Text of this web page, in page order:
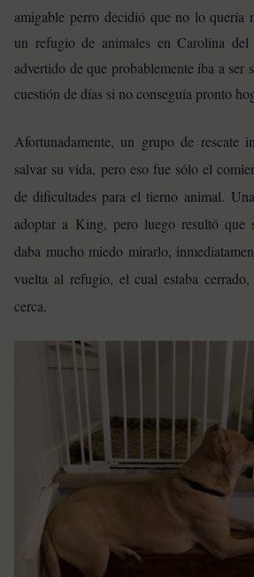
amigable perro decidió que no lo quería
un refugio de animales en Carolina
advertido de que probablemente iba a ser
cuestión de días si no conseguía pronto
Afortunadamente, un grupo de rescate
salvar su vida, pero eso fue sólo el
de dificultades para el tierno animal.
adoptar a King, pero luego resultó que
daba mucho miedo mirarlo,
vuelta al refugio, el cual estaba
cerca.